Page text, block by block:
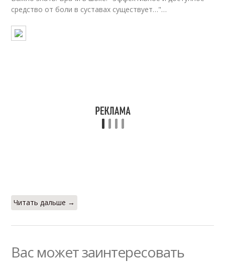
средство от боли в суставах существует…"…
Читать дальше →
Вас может заинтересовать